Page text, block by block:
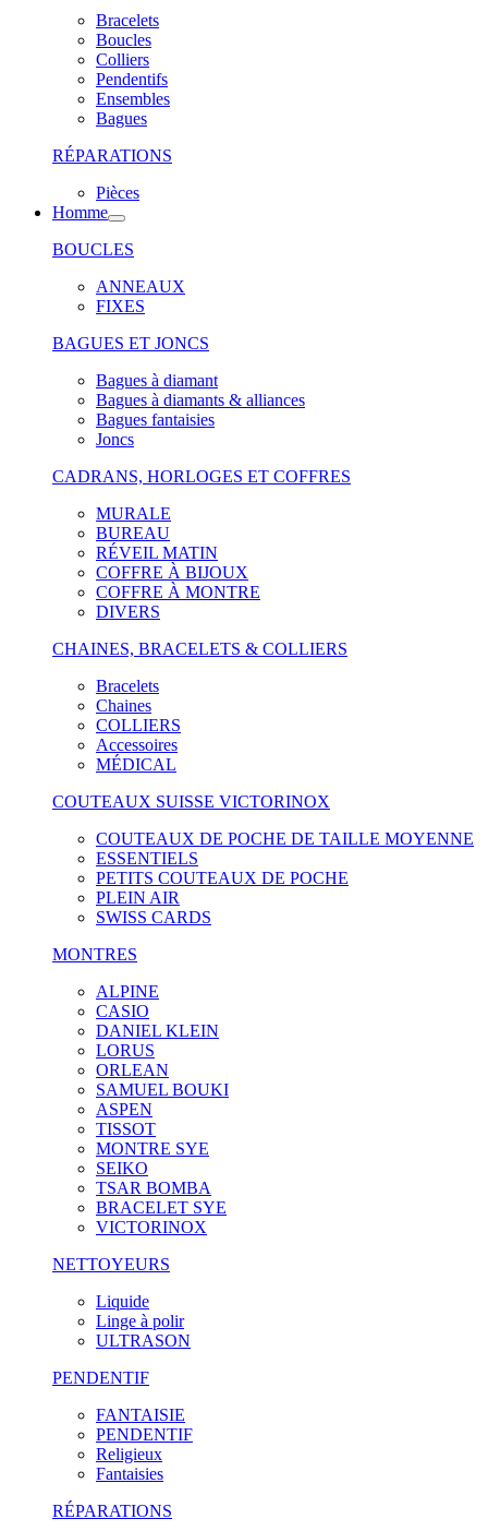
Bracelets
Boucles
Colliers
Pendentifs
Ensembles
Bagues
RÉPARATIONS
Pièces
Homme
BOUCLES
ANNEAUX
FIXES
BAGUES ET JONCS
Bagues à diamant
Bagues à diamants & alliances
Bagues fantaisies
Joncs
CADRANS, HORLOGES ET COFFRES
MURALE
BUREAU
RÉVEIL MATIN
COFFRE À BIJOUX
COFFRE À MONTRE
DIVERS
CHAINES, BRACELETS & COLLIERS
Bracelets
Chaines
COLLIERS
Accessoires
MÉDICAL
COUTEAUX SUISSE VICTORINOX
COUTEAUX DE POCHE DE TAILLE MOYENNE
ESSENTIELS
PETITS COUTEAUX DE POCHE
PLEIN AIR
SWISS CARDS
MONTRES
ALPINE
CASIO
DANIEL KLEIN
LORUS
ORLEAN
SAMUEL BOUKI
ASPEN
TISSOT
MONTRE SYE
SEIKO
TSAR BOMBA
BRACELET SYE
VICTORINOX
NETTOYEURS
Liquide
Linge à polir
ULTRASON
PENDENTIF
FANTAISIE
PENDENTIF
Religieux
Fantaisies
RÉPARATIONS